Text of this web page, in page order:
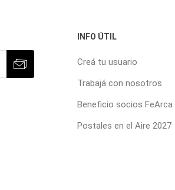
INFO ÚTIL
Creá tu usuario
Trabajá con nosotros
Beneficio socios FeArca
Postales en el Aire 2027